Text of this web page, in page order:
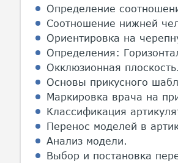
Определение
Соотношение нижней
Ориентировка на
Определения:
Окклюзионная
Основы прикусного
Маркировка врача на
Классификация
Перенос моделей в
Анализ модели.
Выбор и постановка